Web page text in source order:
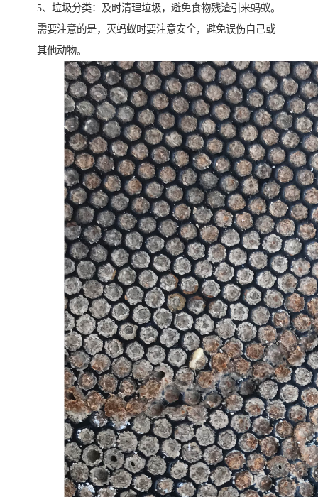
5、垃圾分类：及时清理垃圾，避免食物残渣引来蚂蚁。
需要注意的是，灭蚂蚁时要注意安全，避免误伤自己或
其他动物。